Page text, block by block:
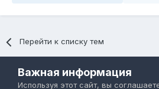
Перейти к списку тем
Тема
Политика
Важная информация
Используя этот сайт, вы